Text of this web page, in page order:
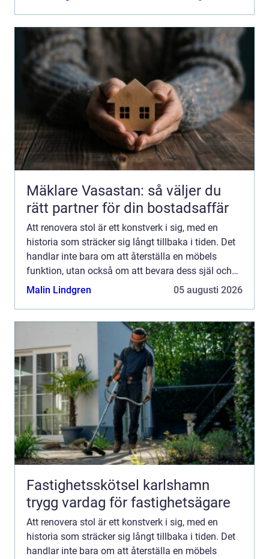
Mäklare Vasastan: så väljer du
rätt partner för din bostadsaffär
Att renovera stol är ett konstverk i sig, med en
historia som sträcker sig långt tillbaka i tiden. Det
handlar inte bara om att återställa en möbels
funktion, utan också om att bevara dess själ och
estetik. ...
Malin Lindgren 05 augusti 2026
Fastighetsskötsel karlshamn
trygg vardag för fastighetsägare
Att renovera stol är ett konstverk i sig, med en
historia som sträcker sig långt tillbaka i tiden. Det
handlar inte bara om att återställa en möbels